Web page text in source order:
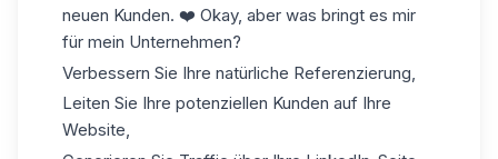
neuen Kunden. ❤️ Okay, aber was bringt es mir
für mein Unternehmen?
Verbessern Sie Ihre natürliche Referenzierung,
Leiten Sie Ihre potenziellen Kunden auf Ihre
Website,